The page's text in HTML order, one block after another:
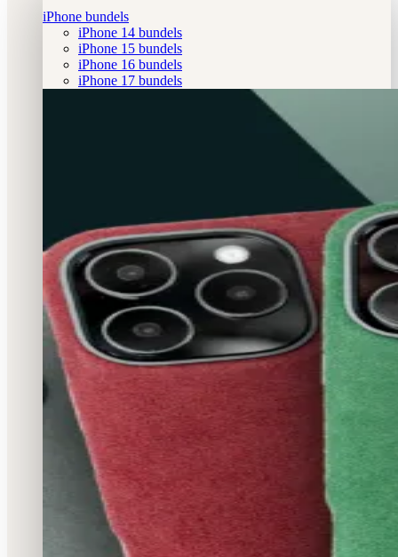
iPhone bundels
iPhone 14 bundels
iPhone 15 bundels
iPhone 16 bundels
iPhone 17 bundels